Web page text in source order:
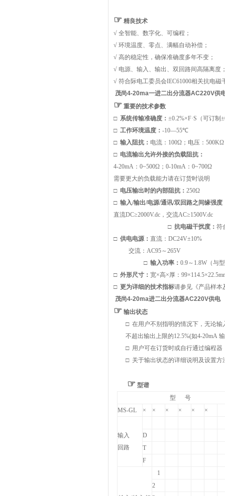
☞ 精良技术
√ 全智能、数字化、可编程；
√ 环境温度、零点、满幅自动补偿；
√ 高的稳定性，确保准确度多年不变；
√ 电源、输入、输出、双回路间高隔离度
√ 符合际电工委员会IEC61000相关抗电磁
茂尚4-20ma一进二出分流器AC220V供
☞ 重要的技
□ 系统传输准确度： ±0.2%×F·S（可订制
□ 工作环境温度： -10—55℃
□ 输入阻抗： 电流 ： 100Ω；电压：500KΩ
□ 电流输出允许外接的负载阻抗：
4-20mA ：0~500Ω；0-10mA：0~700Ω
需要更大的负载能力请在订货时说明
□ 电压输出时的内部阻抗： 250Ω
□ 输入/输出/电源/通讯/双回路之间缘强度
直流DC≥2000V.dc，交流AC≥1500V.dc
□ 抗电磁干扰度： 符
□ 供电电源： 直流：DC24V±10%
交流 ： AC95～265V
□ 输入功率： 0.9～1.8W（与
□ 外形尺寸： 宽×高×厚：
□ 更为详细的技术指标请参见 《产品样
茂尚4-20ma进二出分流器AC220V供电
☞ 输出状态
□ 在用户不别指明的情况下，无论
不超出输出上限的12.5%(如4-20mA
□ 用户可在订货时或自行通过编程
□ 关于输出状态的详细说明及设置方
☞ 型谱
型 号
MS-GL
× × × × × ×
输入
回路
D
T
F
1
2